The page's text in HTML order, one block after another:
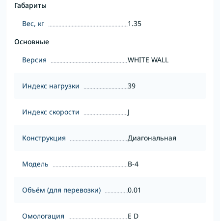
Габариты
Вес, кг
1.35
Основные
Версия
WHITE WALL
Индекс нагрузки 39
Индекс скорости J
Конструкция Диагональная
Модель B-4
Объём (для перевозки) 0.01
Омологация E D